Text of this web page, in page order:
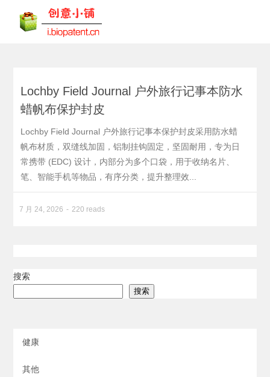
Lochby Field Journal 户外旅行记事本防水
蜡帆布保护封皮
Lochby Field Journal 户外旅行记事本保护封皮采用防水蜡
帆布材质，双缝线加固，铝制挂钩固定，坚固耐用，专为日
常携带 (EDC) 设计，内部分为多个口袋，用于收纳名片、
笔、智能手机等物品，有序分类，提升整理效...
7 月 24, 2026 220 reads
搜索
搜索
健康
其他